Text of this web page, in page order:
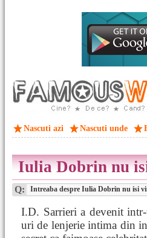
Nascuti azi Nascuti unde
Iulia Dobrin nu
Q: Intreaba despre Iulia Dobrin nu isi
I.D. Sarrieri a devenit
uri de lenjerie intima din